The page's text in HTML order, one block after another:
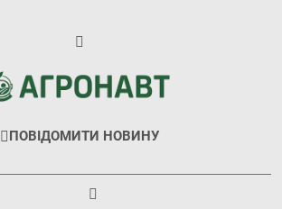
Агронавт
Новини Українського Агробізнесу
ПОВІДОМИТИ НОВИНУ